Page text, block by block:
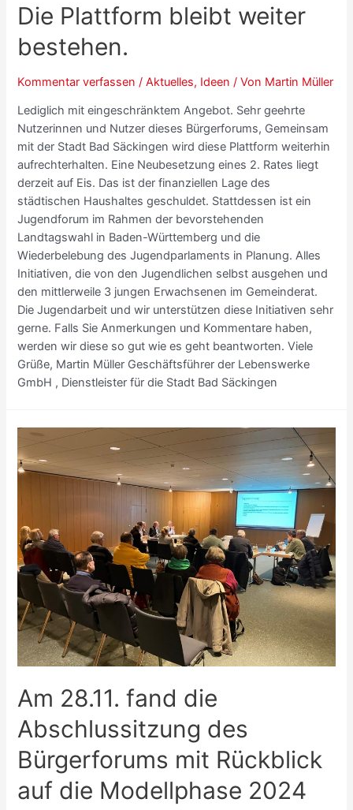
Die Plattform bleibt weiter
bestehen.
Kommentar verfassen /Aktuelles, Ideen / Von Martin Müller
Lediglich mit eingeschränktem Angebot. Sehr geehrte
Nutzerinnen und Nutzer dieses Bürgerforums, Gemeinsam
mit der Stadt Bad Säckingen wird diese Plattform weiterhin
aufrechterhalten. Eine Neubesetzung eines 2. Rates liegt
derzeit auf Eis. Das ist der finanziellen Lage des
städtischen Haushaltes geschuldet. Stattdessen ist ein
Jugendforum im Rahmen der bevorstehenden
Landtagswahl in Baden-Württemberg und die
Wiederbelebung des Jugendparlaments in Planung. Alles
Initiativen, die von den Jugendlichen selbst ausgehen und
den mittlerweile 3 jungen Erwachsenen im Gemeinderat.
Die Jugendarbeit und wir unterstützen diese Initiativen sehr
gerne. Falls Sie Anmerkungen und Kommentare haben,
werden wir diese so gut wie es geht beantworten. Viele
Grüße, Martin Müller Geschäftsführer der Lebenswerke
GmbH , Dienstleister für die Stadt Bad Säckingen
Am 28.11. fand die
Abschlussitzung des
Bürgerforums mit Rückblick
auf die Modellphase 2024